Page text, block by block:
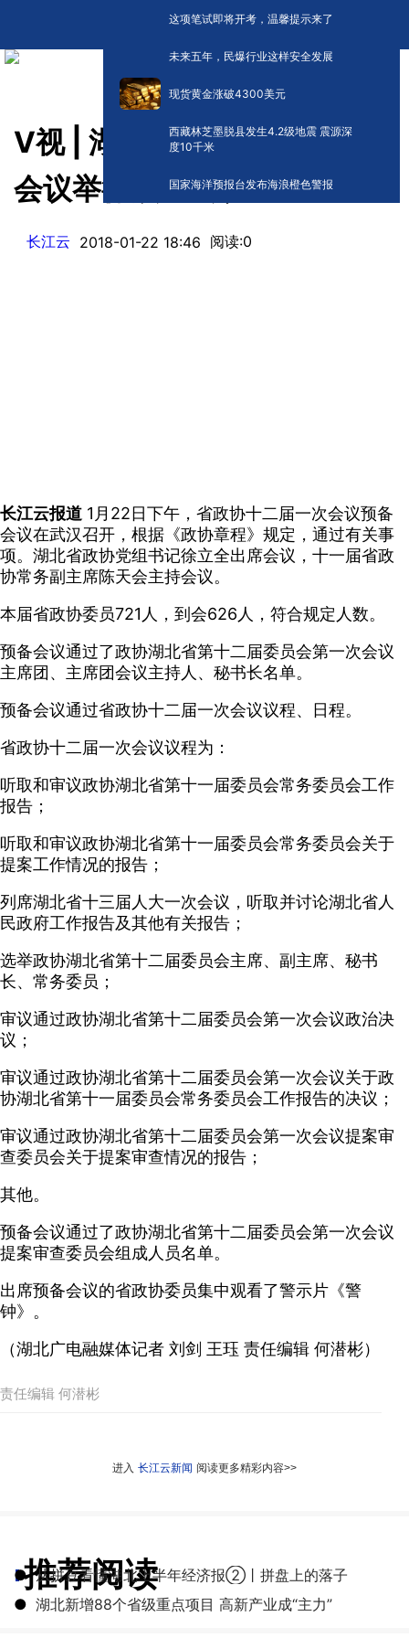
这项笔试即将开考，温馨提示来了
未来五年，民爆行业这样安全发展
现货黄金涨破4300美元
西藏林芝墨脱县发生4.2级地震 震源深
度10千米
国家海洋预报台发布海浪橙色警报
V视 | 湖北省政协十二届一次
会议举行预备会议
长江云 2018-01-22 18:46 阅读:0
长江云报道 1月22日下午，省政协十二届一次会议预备
会议在武汉召开，根据《政协章程》规定，通过有关事
项。湖北省政协党组书记徐立全出席会议，十一届省政
协常务副主席陈天会主持会议。
本届省政协委员721人，到会626人，符合规定人数。
预备会议通过了政协湖北省第十二届委员会第一次会议
主席团、主席团会议主持人、秘书长名单。
预备会议通过省政协十二届一次会议议程、日程。
省政协十二届一次会议议程为：
听取和审议政协湖北省第十一届委员会常务委员会工作
报告；
听取和审议政协湖北省第十一届委员会常务委员会关于
提案工作情况的报告；
列席湖北省十三届人大一次会议，听取并讨论湖北省人
民政府工作报告及其他有关报告；
选举政协湖北省第十二届委员会主席、副主席、秘书
长、常务委员；
审议通过政协湖北省第十二届委员会第一次会议政治决
议；
审议通过政协湖北省第十二届委员会第一次会议关于政
协湖北省第十一届委员会常务委员会工作报告的决议；
审议通过政协湖北省第十二届委员会第一次会议提案审
查委员会关于提案审查情况的报告；
其他。
预备会议通过了政协湖北省第十二届委员会第一次会议
提案审查委员会组成人员名单。
出席预备会议的省政协委员集中观看了警示片《警
钟》。
（湖北广电融媒体记者 刘剑 王珏 责任编辑 何潜彬）
责任编辑 何潜彬
进入 长江云新闻 阅读更多精彩内容>>
推荐阅读
● 从拼豆看懂湖北上半年经济报②丨拼盘上的落子
● 湖北新增88个省级重点项目 高新产业成“主力”